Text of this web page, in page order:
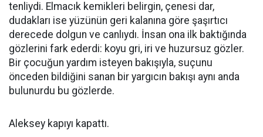
tenliydi. Elmacık kemikleri belirgin, çenesi dar,
dudakları ise yüzünün geri kalanına göre şaşırtıcı
derecede dolgun ve canlıydı. İnsan ona ilk baktığında
gözlerini fark ederdi: koyu gri, iri ve huzursuz gözler.
Bir çocuğun yardım isteyen bakışıyla, suçunu
önceden bildiğini sanan bir yargıcın bakışı aynı anda
bulunurdu bu gözlerde.
Aleksey kapıyı kapattı.